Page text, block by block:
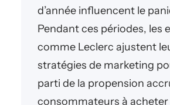
d’année influencent le
Pendant ces périodes, les
comme Leclerc ajustent
stratégies de marketing
parti de la propension
consommateurs à acheter